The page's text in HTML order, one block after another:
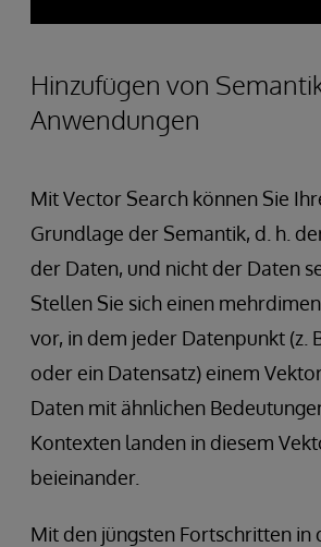
Hinzufügen von
Anwendungen
Mit Vector Search können Sie
Grundlage der Semantik, d. h.
der Daten, und nicht der Daten
Stellen Sie sich einen
vor, in dem jeder Datenpunkt (z.
oder ein Datensatz) einem
Daten mit ähnlichen
Kontexten landen in diesem
beieinander.
Mit den jüngsten Fortschritten in